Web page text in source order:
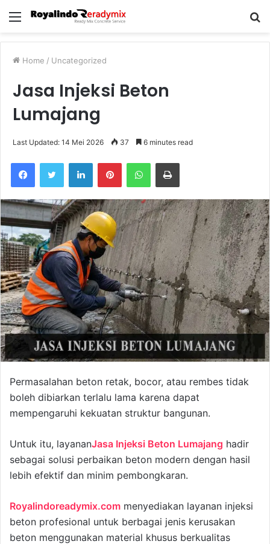
Menu
Home / Uncategorized
Jasa Injeksi Beton
Lumajang
Last Updated: 14 Mei 2026 37 6 minutes read
FacebookTwitter LinkedInPinterestWhatsAppPrint
Permasalahan beton retak, bocor, atau rembes tidak
boleh dibiarkan terlalu lama karena dapat
mempengaruhi kekuatan struktur bangunan.
Untuk itu, layananJasa Injeksi Beton Lumajang hadir
sebagai solusi perbaikan beton modern dengan hasil
lebih efektif dan minim pembongkaran.
Royalindoreadymix.com menyediakan layanan injeksi
beton profesional untuk berbagai jenis kerusakan
beton menggunakan material khusus berkualitas